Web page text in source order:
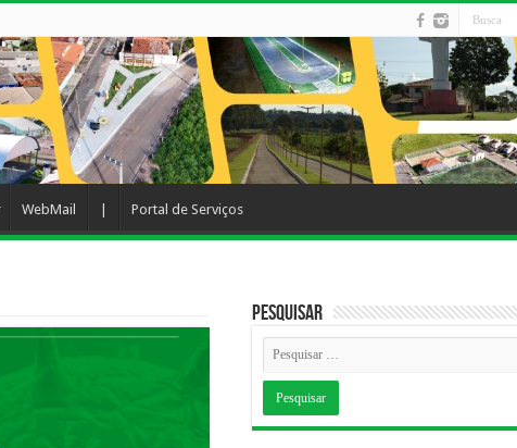
WebMail Portal de Serviços
Pesquisar